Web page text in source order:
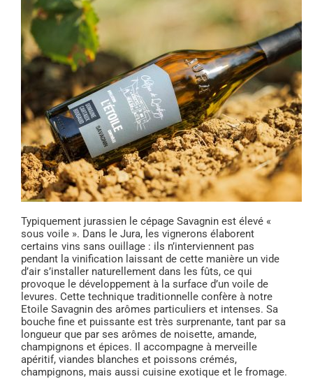
Typiquement jurassien le cépage Savagnin est élevé «
sous voile ». Dans le Jura, les vignerons élaborent
certains vins sans ouillage : ils n’interviennent pas
pendant la vinification laissant de cette manière un vide
d’air s’installer naturellement dans les fûts, ce qui
provoque le développement à la surface d’un voile de
levures. Cette technique traditionnelle confère à notre
Etoile Savagnin des arômes particuliers et intenses. Sa
bouche fine et puissante est très surprenante, tant par sa
longueur que par ses arômes de noisette, amande,
champignons et épices. Il accompagne à merveille
apéritif, viandes blanches et poissons crémés,
champignons, mais aussi cuisine exotique et le fromage.